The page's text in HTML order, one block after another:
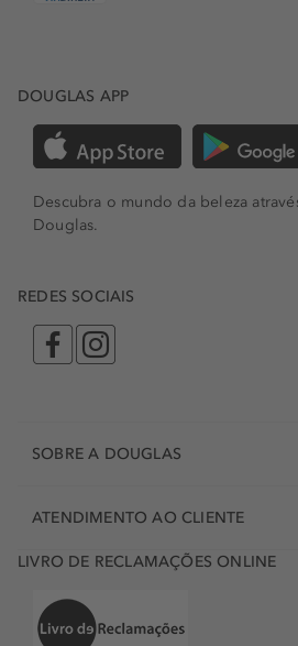
DOUGLAS APP
Descubra o mundo da beleza
Douglas.
REDES SOCIAIS
SOBRE A DOUGLAS
ATENDIMENTO AO CLIENTE
LIVRO DE RECLAMAÇÕES ONLINE